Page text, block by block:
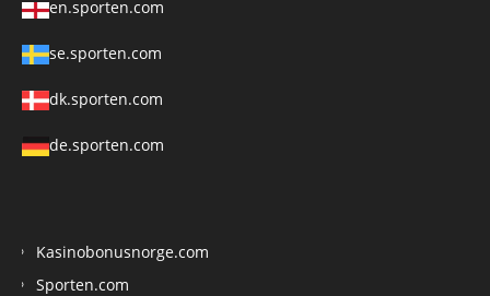
en.sporten.com
se.sporten.com
dk.sporten.com
de.sporten.com
Kasinobonusnorge.com
Sporten.com